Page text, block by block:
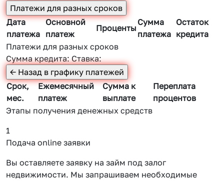
Дата
платежа
Основной
платеж
Проценты
Сумма
платежа
Остаток
кредита
Платежи для разных сроков
Сумма кредита:Ставка:
Срок,
мес.
Ежемесячный
платеж
Сумма к
выплате
Переплата
процентов
Этапы получения денежных средств
1
Подача online заявки
Вы оставляете заявку на займ под залог
недвижимости. Мы запрашиваем необходимые